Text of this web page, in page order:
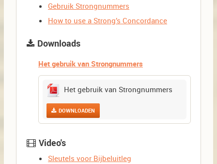
Gebruik Strongnummers
How to use a Strong’s Concordance
Downloads
Het gebruik van Strongnummers
Het gebruik van Strongnummers
DOWNLOADEN
Video's
Sleutels voor Bijbeluitleg